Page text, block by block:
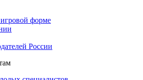
форме
России